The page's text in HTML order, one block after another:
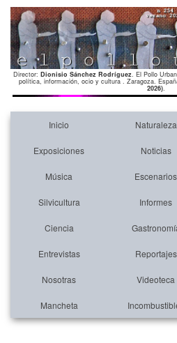
Director: Dionisio Sánchez Rodríguez. El Pollo
política, información, ocio y cultura . Zaragoza.
2026).
Inicio Naturaleza
Exposiciones Noticias
Música Escenarios
Silvicultura Informes
Ciencia
Entrevistas Reportajes
Nosotras Videoteca
Mancheta